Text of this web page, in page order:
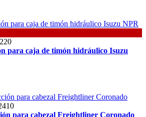
para caja de timón hidráulico Isuzu
para cabezal Freightliner Coronado